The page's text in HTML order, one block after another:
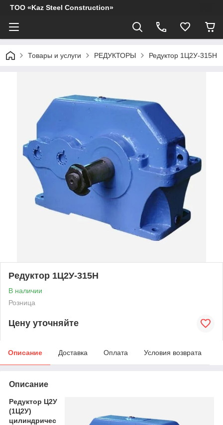
ТОО «Kaz Steel Construction»
Товары и услуги РЕДУКТОРЫ Редуктор 1Ц2У-315Н
Редуктор 1Ц2У-315Н
В наличии
Розница
Цену уточняйте
Описание Доставка Оплата Условия возврата
Описание
Редуктор Ц2У
(1Ц2У)
цилиндричес